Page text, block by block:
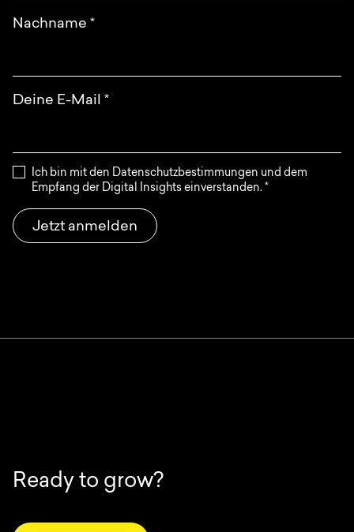
Nachname *
Deine E-Mail *
Ich bin mit den Datenschutzbestimmungen und dem
Empfang der Digital Insights einverstanden. *
Jetzt anmelden
Ready to grow?